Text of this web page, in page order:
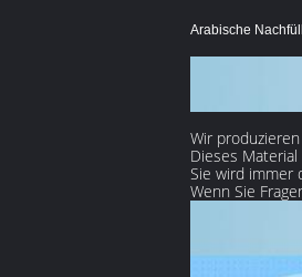
Arabische
Wir
Dieses
Sie wird immer
Wenn Sie